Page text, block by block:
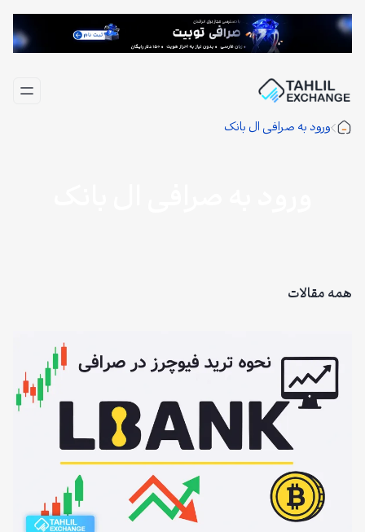
رفتن
ورود به صرافی ال بانک
همه مقالات